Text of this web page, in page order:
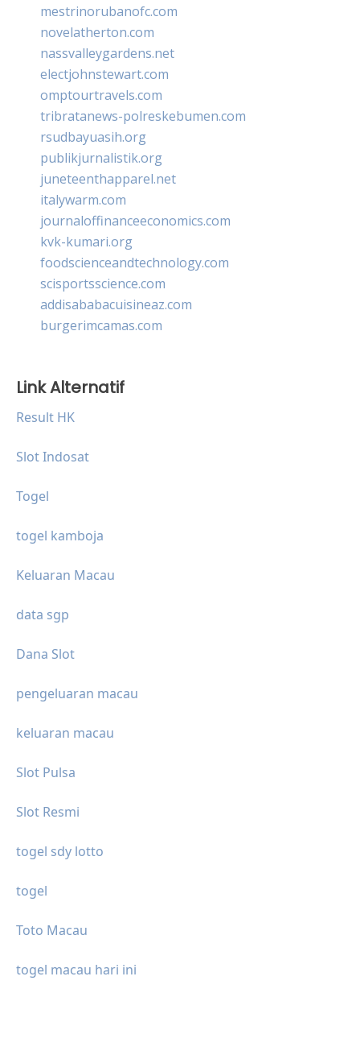
mestrinorubanofc.com
novelatherton.com
nassvalleygardens.net
electjohnstewart.com
omptourtravels.com
tribratanews-polreskebumen.com
rsudbayuasih.org
publikjurnalistik.org
juneteenthapparel.net
italywarm.com
journaloffinanceeconomics.com
kvk-kumari.org
foodscienceandtechnology.com
scisportsscience.com
addisababacuisineaz.com
burgerimcamas.com
Link Alternatif
Result HK
Slot Indosat
Togel
togel kamboja
Keluaran Macau
data sgp
Dana Slot
pengeluaran macau
keluaran macau
Slot Pulsa
Slot Resmi
togel sdy lotto
togel
Toto Macau
togel macau hari ini